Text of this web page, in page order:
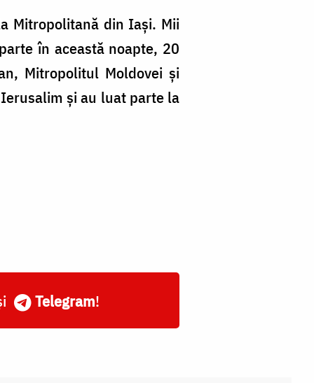
Mitropolitană din Iași. Mii
în această noapte, 20
Mitropolitul Moldovei și
și au luat parte la
Telegram!